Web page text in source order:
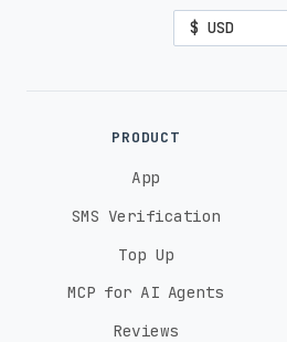
PRODUCT
App
SMS Verification
Top Up
MCP for AI Agents
Reviews